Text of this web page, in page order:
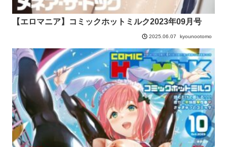
【エロマニア】コミックホットミルク2023年09月号
2025.06.07 kyounootomo